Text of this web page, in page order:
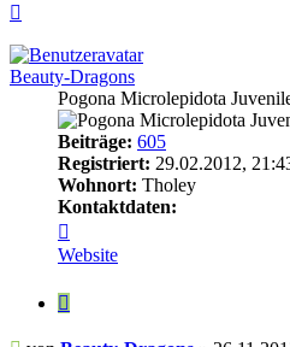
Beauty-Dragons
Pogona Microlepidota
Beiträge: 605
Registriert: 29.02.2012,
Wohnort: Tholey
Kontaktdaten:
von
Dragons
Website
Zitieren